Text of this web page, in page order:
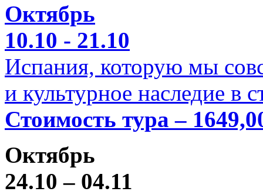
Октябрь
10.10 - 21.10
Испания, которую мы
и культурное наследие в
Стоимость тура –
Октябрь
24.10 – 04.11